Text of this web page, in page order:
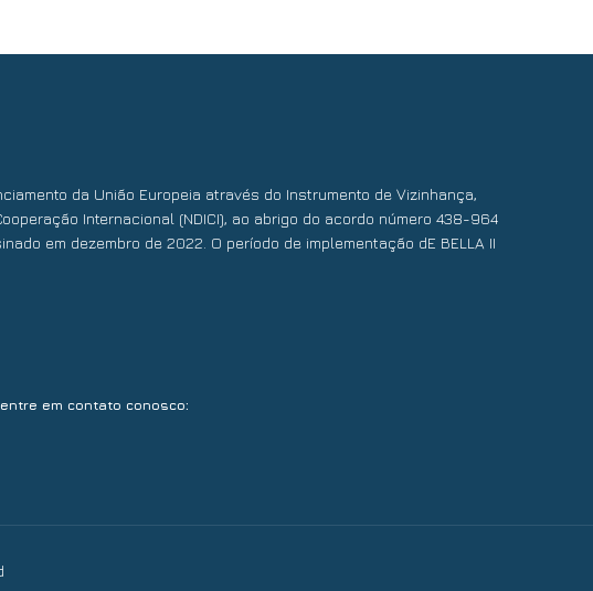
da União Europeia através do Instrumento de Vizinhança,
Internacional (NDICI), ao abrigo do acordo número 438-964
em dezembro de 2022. O período de implementação dE BELLA II
entre em contato conosco: